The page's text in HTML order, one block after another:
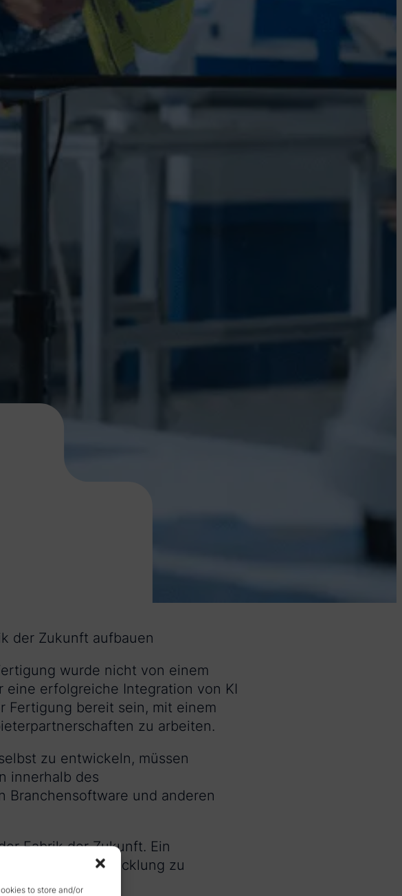
to store and/or
der Zukunft aufbauen
wurde nicht von einem
eine erfolgreiche Integration von KI
Fertigung bereit sein, mit einem
zu arbeiten.
zu entwickeln, müssen
innerhalb des
Branchensoftware und anderen
Fabrik der Zukunft. Ein
um diese Entwicklung zu